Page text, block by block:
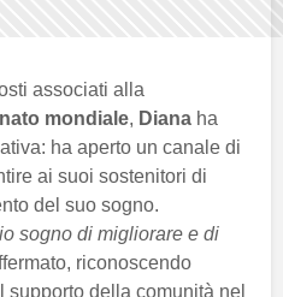
associati alla
mondiale, Diana ha
ha aperto un canale di
ai suoi sostenitori di
del suo sogno.
sogno di migliorare e di
riconoscendo
della comunità nel